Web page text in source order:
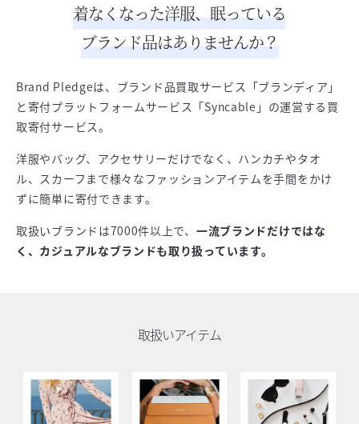
着なくなった洋服、眠っている
ブランド品はありませんか？
Brand Pledgeは、ブランド品買取サービス「ブランディア」
と寄付プラットフォームサービス「Syncable」の運営する買
取寄付サービス。
洋服やバッグ、アクセサリーだけでなく、ハンカチやタオ
ル、スカーフまで様々なファッションアイテムを手間をかけ
ずに簡単に寄付できます。
取扱いブランドは7000件以上で、 一流ブランドだけではな
く、カジュアルなブランドも取り扱っています。
取扱いアイテム